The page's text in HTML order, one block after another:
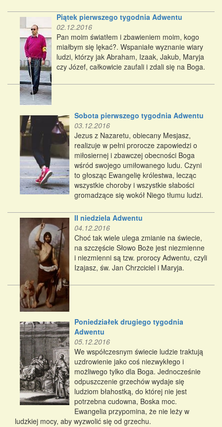
Piątek pierwszego tygodnia Adwentu
02.12.2016
Pan moim światłem i zbawieniem moim, kogo
miałbym się lękać?. Wspaniałe wyznanie wiary
ludzi, którzy jak Abraham, Izaak, Jakub, Maryja
czy Józef, całkowicie zaufali i zdali się na Boga.
Sobota pierwszego tygodnia Adwentu
03.12.2016
Jezus z Nazaretu, obiecany Mesjasz,
realizuje w pełni prorocze zapowiedzi o
miłosiernej i zbawczej obecności Boga
wśród swojego umiłowanego ludu. Czyni
to głosząc Ewangelię królestwa, lecząc
wszystkie choroby i wszystkie słabości
gromadzące się wokół Niego tłumu ludzi.
II niedziela Adwentu
04.12.2016
Choć tak wiele ulega zmianie na świecie,
na szczęście Słowo Boże jest niezmienne
i niezmienni są tzw. prorocy Adwentu, czyli
Izajasz, św. Jan Chrzciciel i Maryja.
Poniedziałek drugiego tygodnia
Adwentu
05.12.2016
We współczesnym świecie ludzie traktują
uzdrowienie jako coś niezwykłego i
możliwego tylko dla Boga. Jednocześnie
odpuszczenie grzechów wydaje się
ludziom błahostką, do której nie jest
potrzebna cudowna, Boska moc.
Ewangelia przypomina, że nie leży w
ludzkiej mocy, aby wyzwolić się od grzechu.